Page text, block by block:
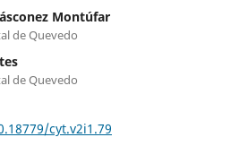
Montúfar
de Quevedo
de Quevedo
cyt.v2i1.79